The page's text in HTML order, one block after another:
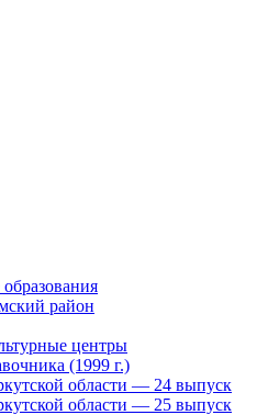
район
центры
(1999 г.)
области — 24 выпуск
области — 25 выпуск